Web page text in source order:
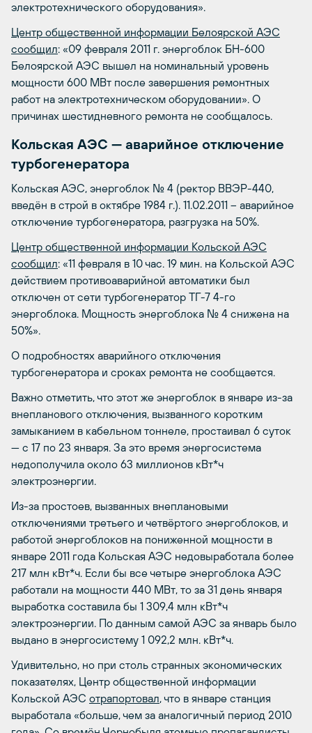
электротехнического оборудования».
Центр общественной информации Белоярской АЭС
сообщил: «09 февраля 2011 г. энергоблок БН-600
Белоярской АЭС вышел на номинальный уровень
мощности 600 МВт после завершения ремонтных
работ на электротехническом оборудовании». О
причинах шестидневного ремонта не сообщалось.
Кольская АЭС — аварийное отключение
турбогенератора
Кольская АЭС, энергоблок № 4 (ректор ВВЭР-440,
введён в строй в октябре 1984 г.). 11.02.2011 – аварийное
отключение турбогенератора, разгрузка на 50%.
Центр общественной информации Кольской АЭС
сообщил: «11 февраля в 10 час. 19 мин. на Кольской АЭС
действием противоаварийной автоматики был
отключен от сети турбогенератор ТГ-7 4-го
энергоблока. Мощность энергоблока № 4 снижена на
50%».
О подробностях аварийного отключения
турбогенератора и сроках ремонта не сообщается.
Важно отметить, что этот же энергоблок в январе из-за
внепланового отключения, вызванного коротким
замыканием в кабельном тоннеле, простаивал 6 суток
— с 17 по 23 января. За это время энергосистема
недополучила около 63 миллионов кВт*ч
электроэнергии.
Из-за простоев, вызванных внеплановыми
отключениями третьего и четвёртого энергоблоков, и
работой энергоблоков на пониженной мощности в
январе 2011 года Кольская АЭС недовыработала более
217 млн кВт*ч. Если бы все четыре энергоблока АЭС
работали на мощности 440 МВт, то за 31 день января
выработка составила бы 1 309,4 млн кВт*ч
электроэнергии. По данным самой АЭС за январь было
выдано в энергосистему 1 092,2 млн. кВт*ч.
Удивительно, но при столь странных экономических
показателях, Центр общественной информации
Кольской АЭС отрапортовал, что в январе станция
выработала «больше, чем за аналогичный период 2010